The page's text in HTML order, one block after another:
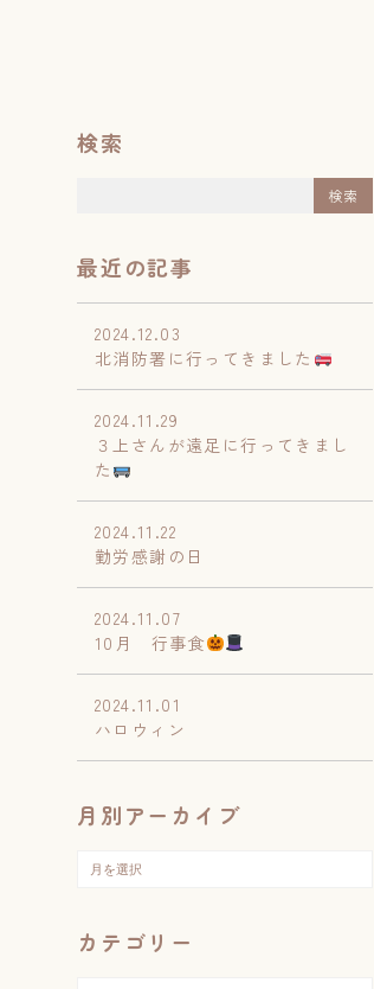
検索
最近の記事
2024.12.03
北消防署に行ってきました
2024.11.29
３上さんが遠足に行ってきまし
た
2024.11.22
勤労感謝の日
2024.11.07
10月 行事食
2024.11.01
ハロウィン
月別アーカイブ
カテゴリー